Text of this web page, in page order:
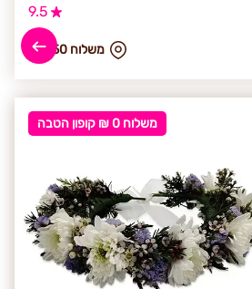
9.5
₪ משלוח 150
משלוח 0 ₪ קופון הטבה